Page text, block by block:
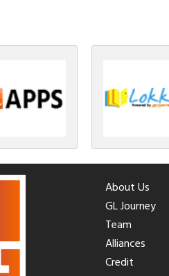
About Us
GL Journey
Team
Alliances
Credit